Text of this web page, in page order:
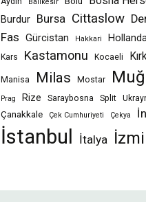
Balıkesir
Burdur Bursa Cittaslow
Fas Gürcistan Hakkari
Kars Kastamonu Kocaeli
Manisa Milas Mostar
Prag Rize Saraybosna Split
Çanakkale Çek Cumhuriyeti Çekya
İstanbul İtalya